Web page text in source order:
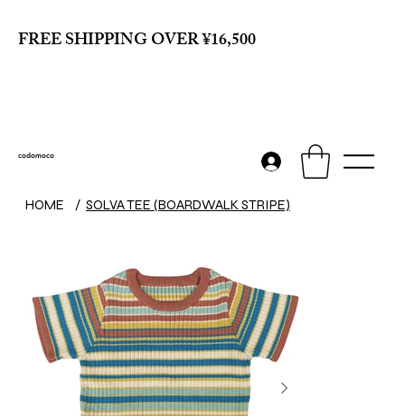
FREE SHIPPING OVER ¥16,500
codomoco
HOME / SOLVA TEE (BOARDWALK STRIPE)